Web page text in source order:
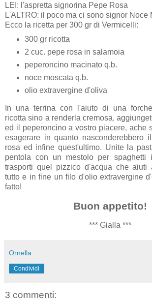
LEI: l'aspretta signorina Pepe Rosa
L'ALTRO: il poco ma ci sono signor Noce
Ecco la ricetta per 300 gr di Vermicelli:
300 gr ricotta
2 cuc. pepe rosa in salamoia
peperoncino macinato q.b.
noce moscata q.b.
olio extravergine d'oliva
In una terrina con l'aiuto di una
ricotta sino a renderla cremosa,
ed il peperoncino a vostro piacere, ache
esagerare in quanto nasconderebbero
rosa ed infine quest'ultimo. Unite la
pentola con un mestolo per spaghetti
trasporti quel pizzico d'acqua che aiuti
tutto e in fine un filo d'olio extravergine
fatto!
Buon appetito!
*** Gialla ***
Ornella
Condividi
3 commenti: